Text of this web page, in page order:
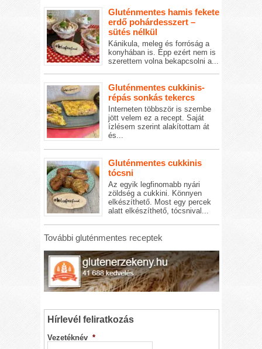
Gluténmentes hamis fekete
erdő pohárdesszert –
sütés nélkül
Kánikula, meleg és forróság a
konyhában is. Épp ezért nem is
szerettem volna bekapcsolni a...
Gluténmentes cukkinis-
répás sonkás tekercs
Interneten többször is szembe
jött velem ez a recept. Saját
ízlésem szerint alakítottam át
és...
Gluténmentes cukkinis
tócsni
Az egyik legfinomabb nyári
zöldség a cukkini. Könnyen
elkészíthető. Most egy percek
alatt elkészíthető, tócsnival...
További gluténmentes receptek
Hírlevél feliratkozás
Vezetéknév *